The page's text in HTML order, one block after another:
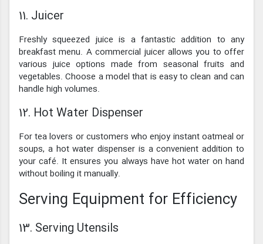
11. Juicer
Freshly squeezed juice is a fantastic addition to any
breakfast menu. A commercial juicer allows you to offer
various juice options made from seasonal fruits and
vegetables. Choose a model that is easy to clean and can
handle high volumes.
12. Hot Water Dispenser
For tea lovers or customers who enjoy instant oatmeal or
soups, a hot water dispenser is a convenient addition to
your café. It ensures you always have hot water on hand
without boiling it manually.
Serving Equipment for Efficiency
13. Serving Utensils